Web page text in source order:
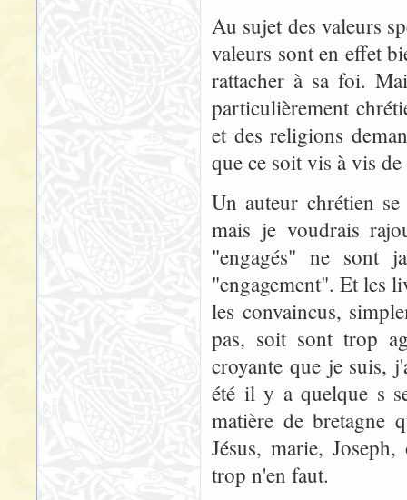
Au sujet des valeurs
valeurs sont en effet
rattacher à sa foi.
particulièrement
et des religions
que ce soit vis à vis
Un auteur chrétien
mais je voudrais
"engagés" ne sont
"engagement". Et les
les convaincus,
pas, soit sont trop
croyante que je suis,
été il y a quelque s
matière de bretagne
Jésus, marie,
trop n'en faut.